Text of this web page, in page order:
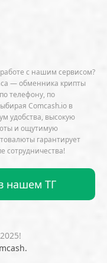
Bitcoin Pizza Day
Bithumb
Block
Paribas
Bybit
с нашим сервисом?
— обменника крипты
телефону, по
Comcash.io в
удобства, высокую
и ощутимую
гарантирует
сотрудничества!
нашем ТГ